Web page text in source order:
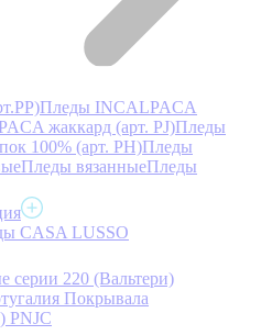
Пледы INCALPACA
жаккард (арт. PJ)Пледы
100% (арт. PH)Пледы
Пледы вязанныеПледы
CASA LUSSO
серии 220 (Вальтери)
Покрывала
PNJC